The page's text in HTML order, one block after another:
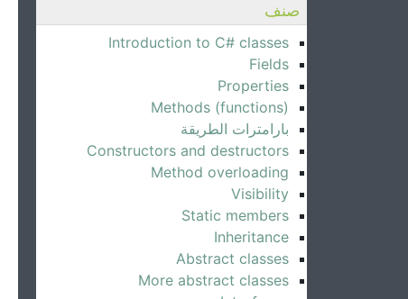
صنف
Introduction to C# classes
Fields
Properties
Methods (functions)
بارامترات الطريقة
Constructors and destructors
Method overloading
Visibility
Static members
Inheritance
Abstract classes
More abstract classes